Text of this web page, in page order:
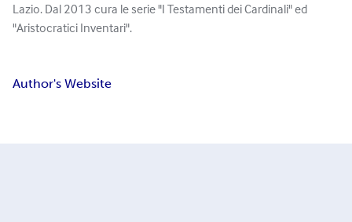
Lazio. Dal 2013 cura le serie "I Testamenti dei Cardinali" ed
"Aristocratici Inventari".
Author's Website